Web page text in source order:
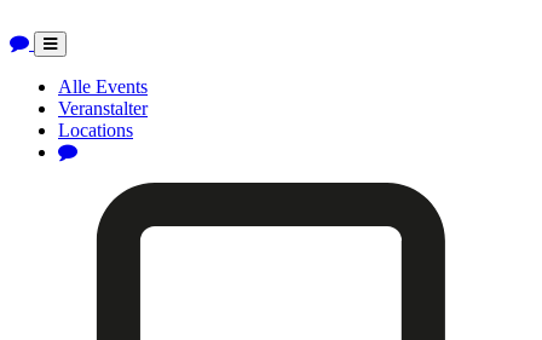
Toggle
navigation
Alle Events
Veranstalter
Locations